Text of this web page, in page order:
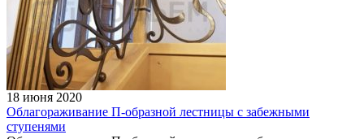
18 июня 2020
Облагораживание П-образной лестницы с забежными
ступенями